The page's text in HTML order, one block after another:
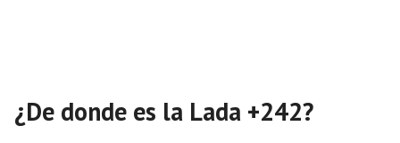
¿De donde es la Lada +242?